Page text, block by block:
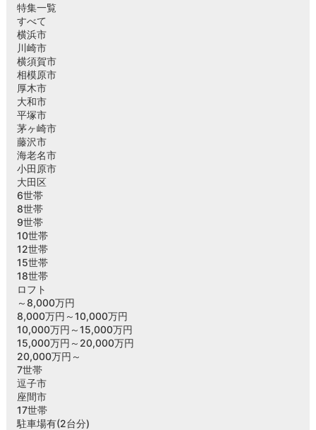
特集一覧
すべて
横浜市
川崎市
横須賀市
相模原市
厚木市
大和市
平塚市
茅ヶ崎市
藤沢市
海老名市
小田原市
大田区
6世帯
8世帯
9世帯
10世帯
12世帯
15世帯
18世帯
ロフト
～8,000万円
8,000万円～10,000万円
10,000万円～15,000万円
15,000万円～20,000万円
20,000万円～
7世帯
逗子市
座間市
17世帯
駐車場有(2台分)